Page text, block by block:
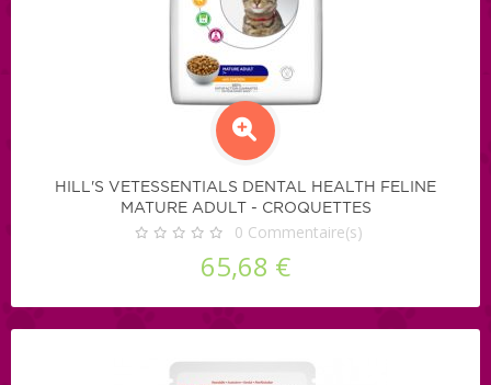
HILL'S VETESSENTIALS DENTAL HEALTH FELINE
MATURE ADULT - CROQUETTES
0 Commentaire(s)
65,68 €